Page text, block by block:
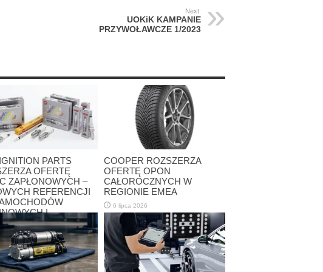
Next:
UOKiK KAMPANIE
PRZYWOŁAWCZE 1/2023
PARTS
OFERTĘ
ZAPŁONOWYCH –
REFERENCJI
I
OD
PO DACIĘ
2026
COOPER ROZSZERZA
OFERTĘ OPON
CAŁOROCZNYCH W
REGIONIE EMEA
6 lipca 2026